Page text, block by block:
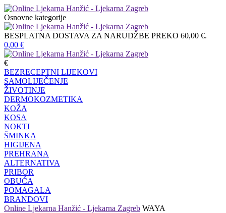
Osnovne kategorije
BESPLATNA DOSTAVA ZA NARUDŽBE PREKO 60,00 €.
0,00 €
€
BEZRECEPTNI LIJEKOVI
SAMOLIJEČENJE
ŽIVOTINJE
DERMOKOZMETIKA
KOŽA
KOSA
NOKTI
ŠMINKA
HIGIJENA
PREHRANA
ALTERNATIVA
PRIBOR
OBUĆA
POMAGALA
BRANDOVI
Online Ljekarna Hanžić - Ljekarna Zagreb WAYA